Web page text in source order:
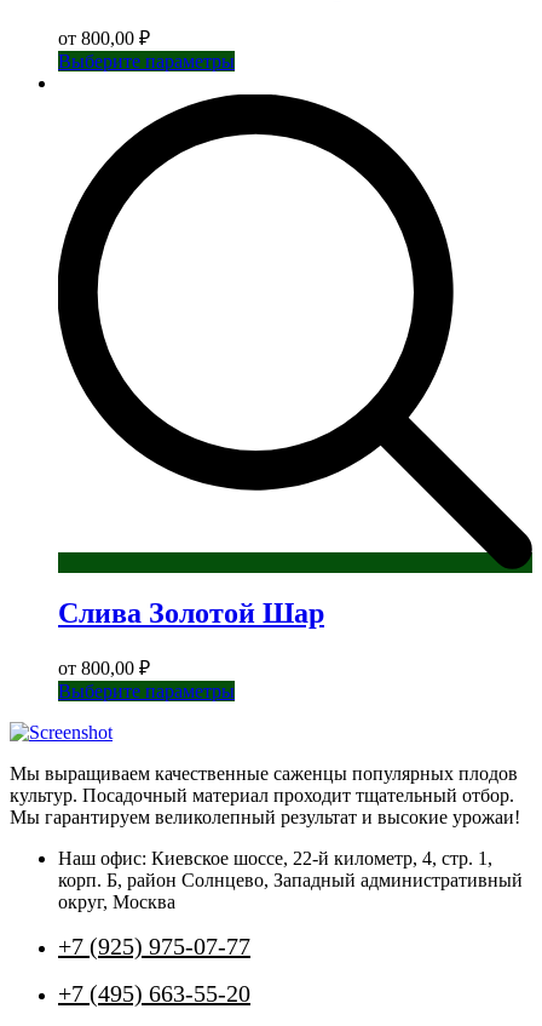
от 800,00 ₽
Выберите параметрыЭтот
вариаций.
Слива Золотой Шар
от 800,00 ₽
Выберите параметрыЭтот
вариаций.
Опции
можно
на
странице
Мы выращиваем качественные саженцы популярных плодов
культур. Посадочный материал проходит тщательный отбор.
Мы гарантируем великолепный результат и высокие урожаи!
Наш офис: Киевское шоссе, 22-й километр, 4, стр. 1,
корп. Б, район Солнцево, Западный административный
округ, Москва
+7 (925) 975-07-77
+7 (495) 663-55-20